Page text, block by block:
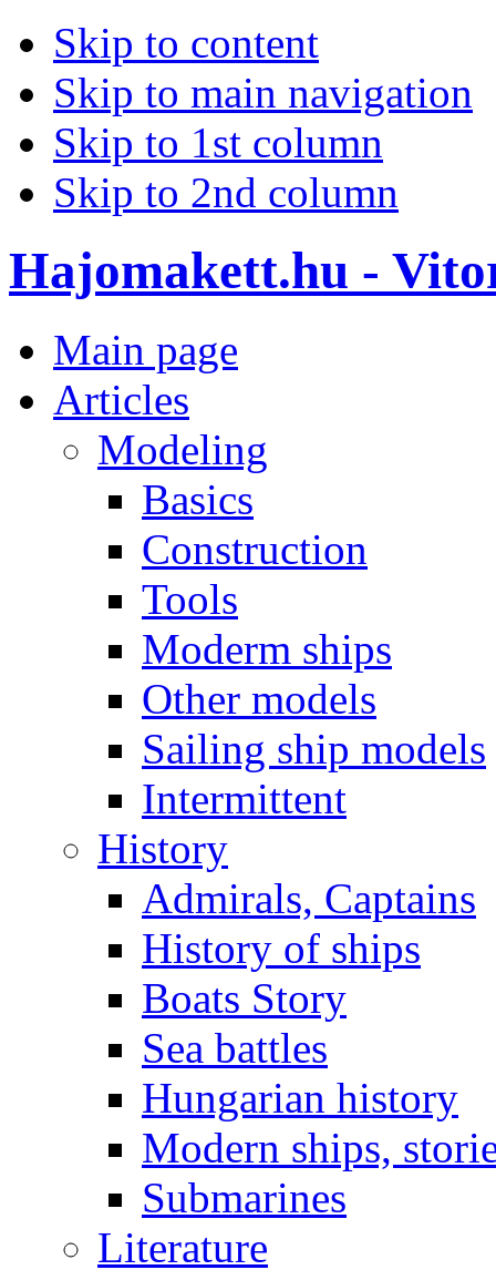
Skip to content
Skip to main navigation
Skip to 1st column
Skip to 2nd column
Hajomakett.hu -
Main page
Articles
Modeling
Basics
Construction
Tools
Moderm ships
Other models
Sailing ship models
Intermittent
History
Admirals, Captains
History of ships
Boats Story
Sea battles
Hungarian history
Modern ships,
Submarines
Literature